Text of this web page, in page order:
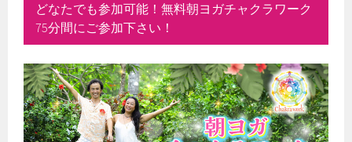
どなたでも参加可能！無料朝ヨガチャクラワーク
75分間にご参加下さい！